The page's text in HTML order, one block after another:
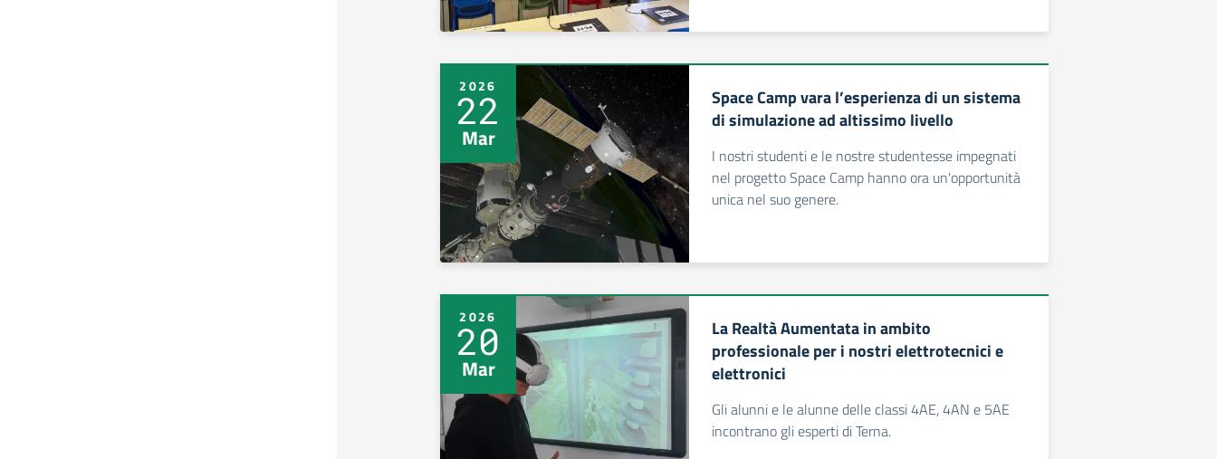
2026
22
Mar
Space Camp vara l’esperienza di un sistema
di simulazione ad altissimo livello
I nostri studenti e le nostre studentesse impegnati
nel progetto Space Camp hanno ora un'opportunità
unica nel suo genere.
2026
20
Mar
La Realtà Aumentata in ambito
professionale per i nostri elettrotecnici e
elettronici
Gli alunni e le alunne delle classi 4AE, 4AN e 5AE
incontrano gli esperti di Terna.